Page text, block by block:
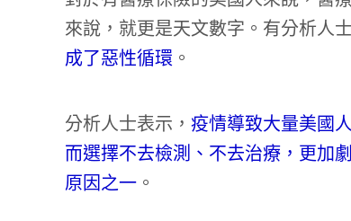
來說，就更是天文數字。有分析人
成了惡性循環 。
分析人士表示， 疫情導致大量美國
而選擇不去檢測、不去治療，更加
原因之一 。